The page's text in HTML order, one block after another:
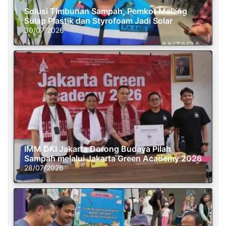
Solusi Timbunan Sampah, Pemkot Malang
Sulap Plastik dan Styrofoam Jadi Solar
30/07/2026
IMM DKI Jakarta Dorong Budaya Pilah
Sampah melalui Jakarta Green Academy 2026
28/07/2026